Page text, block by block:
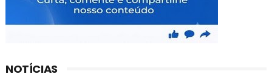
NOTÍCIAS